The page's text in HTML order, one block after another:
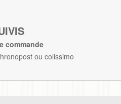
commande
ou colissimo